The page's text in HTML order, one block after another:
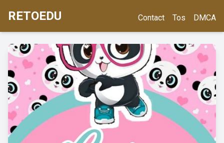
RETOEDU Contact Tos DMCA